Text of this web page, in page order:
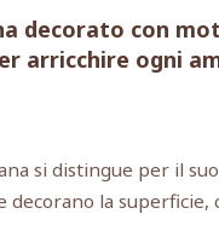
decorato con
arricchire ogni
si distingue per il
la superficie,